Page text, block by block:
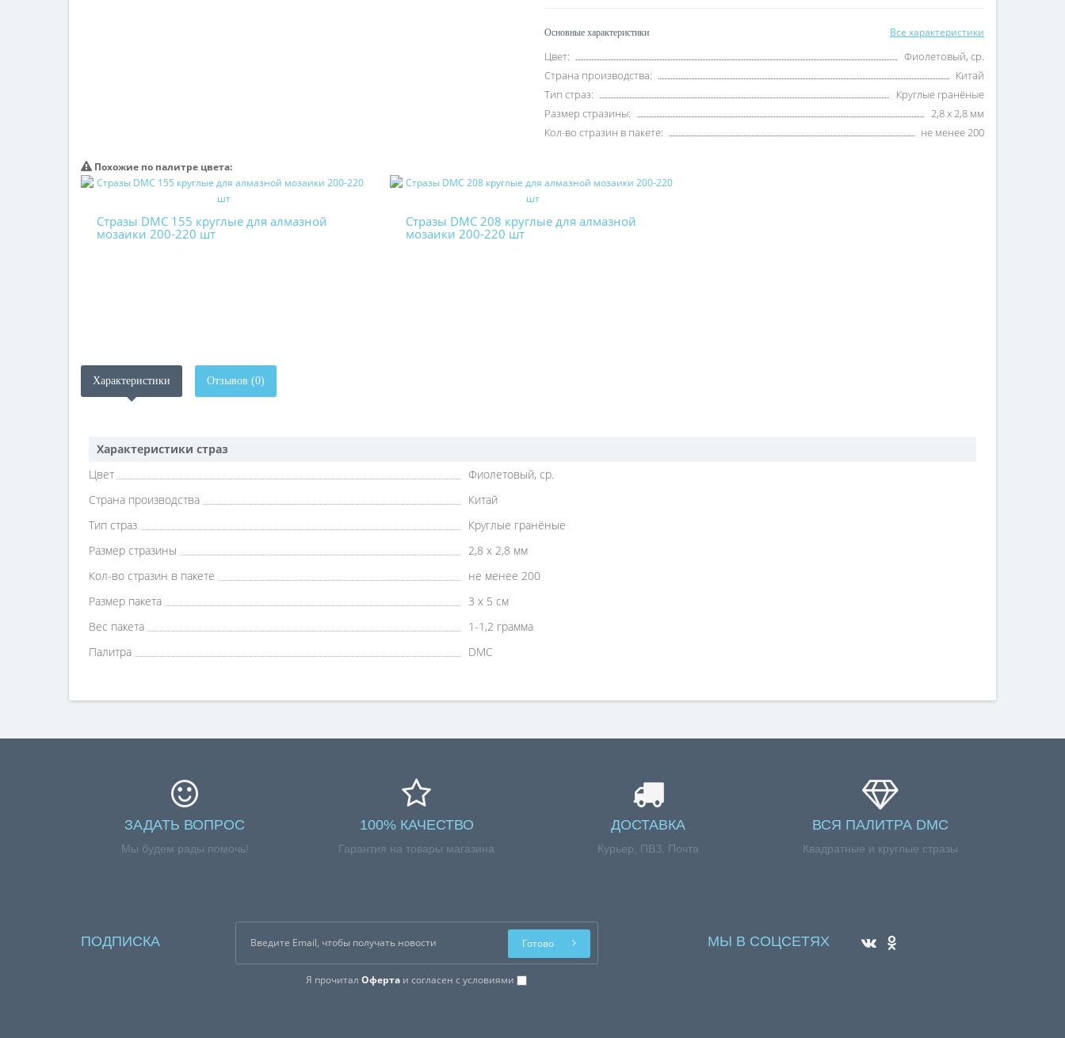
Основные характеристики Все характеристики
Цвет:
Фиолетовый, ср.
Страна производства:
Китай
Тип страз:
Круглые гранёные
Размер стразины:
2,8 х 2,8 мм
Кол-во стразин в пакете:
не менее 200
Похожие по палитре цвета:
Стразы DMC 155 круглые для алмазной
мозаики 200-220 шт
Стразы DMC 208 круглые для алмазной
мозаики 200-220 шт
Характеристики Отзывов (0)
Характеристики страз
Цвет
Фиолетовый, ср.
Страна производства
Китай
Тип страз
Круглые гранёные
Размер стразины
2,8 х 2,8 мм
Кол-во стразин в пакете
не менее 200
Размер пакета
3 х 5 см
Вес пакета
1-1,2 грамма
Палитра
DMC
ЗАДАТЬ ВОПРОС
Мы будем рады помочь!
100% КАЧЕСТВО
Гарантия на товары магазина
ДОСТАВКА
Курьер, ПВЗ, Почта
ВСЯ ПАЛИТРА DMC
Квадратные и круглые стразы
ПОДПИСКА
Я прочиталОферта и согласен с условиями
Готово МЫ В СОЦСЕТЯХ